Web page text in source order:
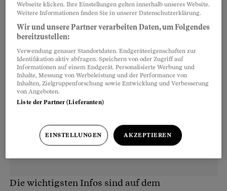
sterben, erhalten Sie beziehungsweise Ihre
Hinterbliebenen eine Rente.
Die wichtigsten Infos sind auf dem
Webseite klicken. Ihre Einstellungen gelten innerhalb unseres Website.
Weitere Informationen finden Sie in unserer Datenschutzerklärung.
Wir und unsere Partner verarbeiten Daten, um Folgendes
bereitzustellen:
Verwendung genauer Standortdaten. Endgeräteeigenschaften zur
Identifikation aktiv abfragen. Speichern von oder Zugriff auf
Informationen auf einem Endgerät. Personalisierte Werbung und
Inhalte, Messung von Werbeleistung und der Performance von
Inhalten, Zielgruppenforschung sowie Entwicklung und Verbesserung
von Angeboten.
Liste der Partner (Lieferanten)
EINSTELLUNGEN AKZEPTIEREN